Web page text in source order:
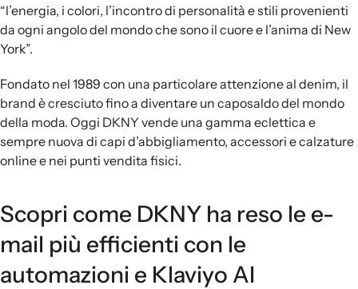
“l’energia, i colori, l’incontro di personalità e stili provenienti
da ogni angolo del mondo che sono il cuore e l’anima di New
York”.
Fondato nel 1989 con una particolare attenzione al denim, il
brand è cresciuto fino a diventare un caposaldo del mondo
della moda. Oggi DKNY vende una gamma eclettica e
sempre nuova di capi d’abbigliamento, accessori e calzature
online e nei punti vendita fisici.
Scopri come DKNY ha reso le e-
mail più efficienti con le
automazioni e Klaviyo AI